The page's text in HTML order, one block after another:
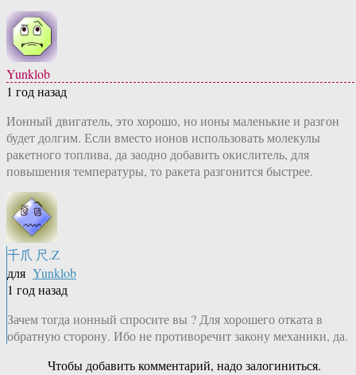
Yunklob
1 год назад
Ионный двигатель, это хорошо, но ионы маленькие и разгон
будет долгим. Если вместо ионов использовать молекулы
ракетного топлива, да заодно добавить окислитель, для
повышения температуры, то ракета разгонится быстрее.
千爪 尺.Z
для Yunklob
1 год назад
Зачем тогда ионный спросите вы ? Для хорошего отката в
обратную сторону. Ибо не противоречит закону механики, да.
Чтобы добавить комментарий, надо залогиниться.